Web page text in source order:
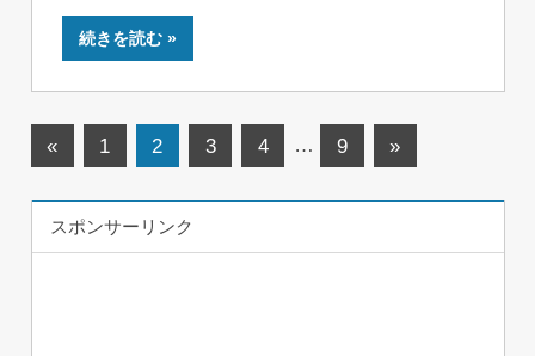
続きを読む
投
稿
ナ
«前
記
事
1 2 3 4 … 9
次
事
»
スポンサーリンク